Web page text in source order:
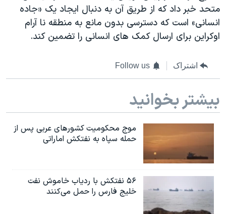
متحد خبر داد که از طریق آن به دنبال ایجاد یک «جاده
انسانی» است که دسترسی بدون مانع به منطقه نا آرام
اوکراین برای ارسال کمک های انسانی را تضمین کند.
اشتراک Follow us
بیشتر بخوانید
موج محکومیت کشورهای عربی پس از
حمله سپاه به نفتکش اماراتی
۵۶ نفتکش با ردیاب خاموش نفت
خلیج فارس را حمل می‌کنند